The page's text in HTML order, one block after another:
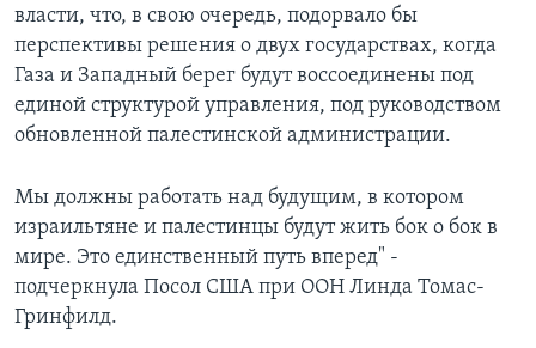
власти, что, в свою очередь, подорвало бы
перспективы решения о двух государствах, когда
Газа и Западный берег будут воссоединены под
единой структурой управления, под руководством
обновленной палестинской администрации.
Мы должны работать над будущим, в котором
израильтяне и палестинцы будут жить бок о бок в
мире. Это единственный путь вперед" -
подчеркнула Посол США при ООН Линда Томас-
Гринфилд.